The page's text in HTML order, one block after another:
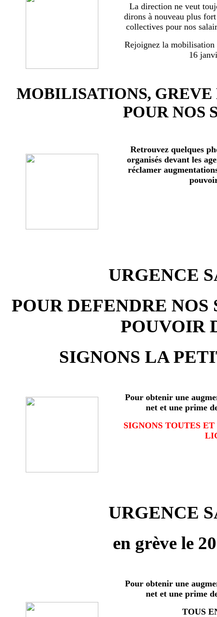
La direction ne veut
dirons à nouveau plus
collectives pour nos
Rejoignez la mobilisation
16
MOBILISATIONS,
POUR NOS
Retrouvez quelques
organisés devant les
réclamer
URGENCE
POUR DEFENDRE
POUVOIR
SIGNONS LA
Pour obtenir une
net et une prime
SIGNONS TOUTES
URGENCE
en grève le
Pour obtenir une
net et une prime
TOUS